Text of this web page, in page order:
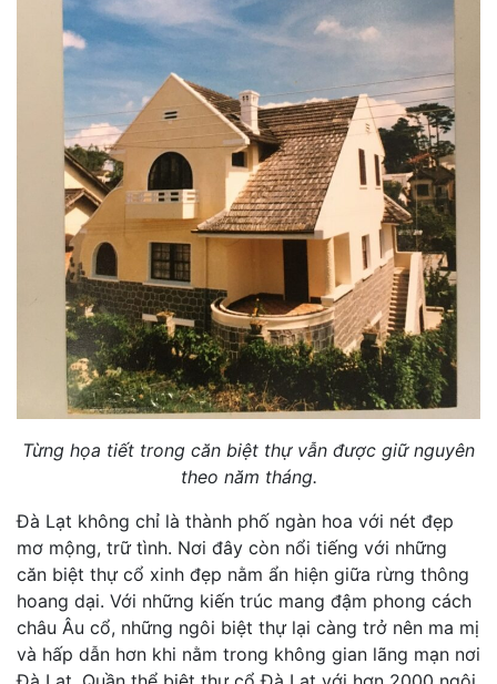
Từng họa tiết trong căn biệt thự vẫn được giữ nguyên
theo năm tháng.
Đà Lạt không chỉ là thành phố ngàn hoa với nét đẹp
mơ mộng, trữ tình. Nơi đây còn nổi tiếng với những
căn biệt thự cổ xinh đẹp nằm ẩn hiện giữa rừng thông
hoang dại. Với những kiến trúc mang đậm phong cách
châu Âu cổ, những ngôi biệt thự lại càng trở nên ma mị
và hấp dẫn hơn khi nằm trong không gian lãng mạn nơi